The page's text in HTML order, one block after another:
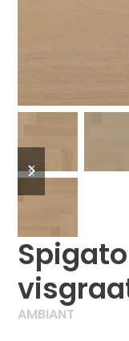
slide
slide
AMBIANT